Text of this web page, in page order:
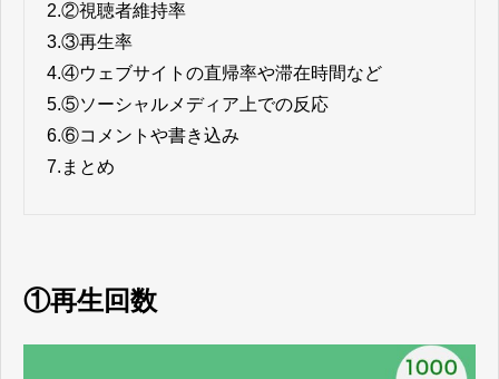
2.②視聴者維持率
3.③再生率
4.④ウェブサイトの直帰率や滞在時間など
5.⑤ソーシャルメディア上での反応
6.⑥コメントや書き込み
7. まとめ
①再生回数